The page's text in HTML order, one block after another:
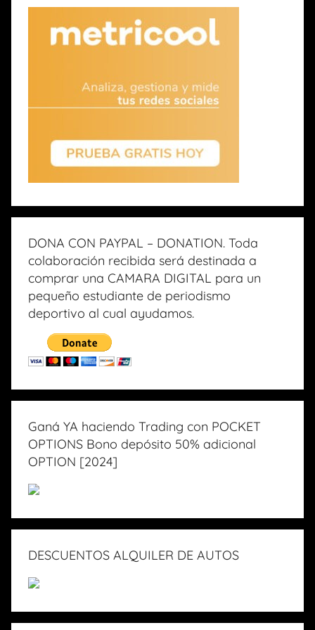
DONA CON PAYPAL – DONATION. Toda
colaboración recibida será destinada a
comprar una CAMARA DIGITAL para un
pequeño estudiante de periodismo
deportivo al cual ayudamos.
Ganá YA haciendo Trading con POCKET
OPTIONS Bono depósito 50% adicional
OPTION [2024]
DESCUENTOS ALQUILER DE AUTOS